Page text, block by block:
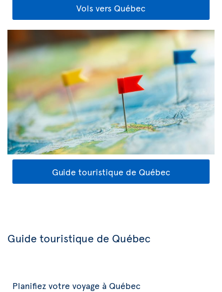
Vols vers Québec
Guide touristique de Québec
Guide touristique de Québec
Planifiez votre voyage à Québec